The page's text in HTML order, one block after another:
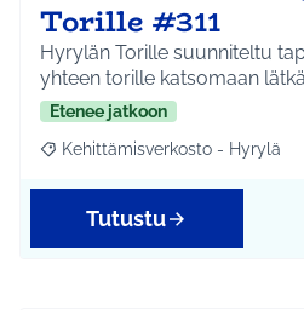
Torille #311
Hyrylän Torille suunniteltu
yhteen torille katsomaan
Etenee jatkoon
Rajaa tulokset aihepiirin
Kehittämisverkosto - Hyrylä
Tutustu